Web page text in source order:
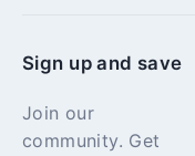
Sign up and save
Join our
community. Get